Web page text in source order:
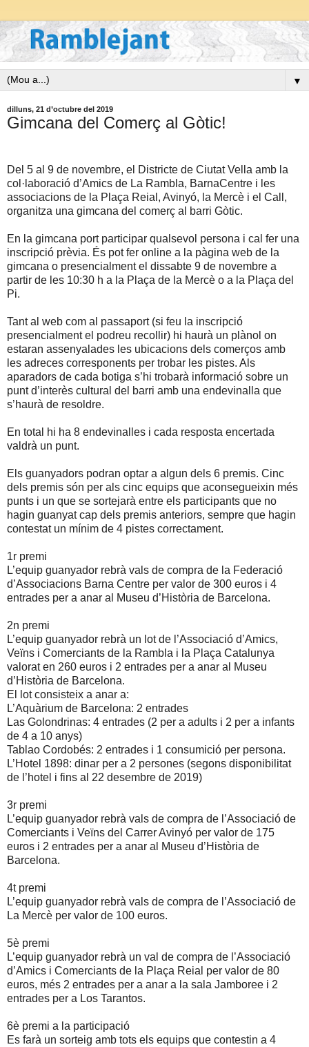
▼
dilluns, 21 d’octubre del 2019
Gimcana del Comerç al Gòtic!
Del 5 al 9 de novembre, el Districte de Ciutat Vella amb la
col·laboració d’Amics de La Rambla, BarnaCentre i les
associacions de la Plaça Reial, Avinyó, la Mercè i el Call,
organitza una gimcana del comerç al barri Gòtic.
En la gimcana port participar qualsevol persona i cal fer una
inscripció prèvia. És pot fer online a la pàgina web de la
gimcana o presencialment el dissabte 9 de novembre a
partir de les 10:30 h a la Plaça de la Mercè o a la Plaça del
Pi.
Tant al web com al passaport (si feu la inscripció
presencialment el podreu recollir) hi haurà un plànol on
estaran assenyalades les ubicacions dels comerços amb
les adreces corresponents per trobar les pistes. Als
aparadors de cada botiga s’hi trobarà informació sobre un
punt d’interès cultural del barri amb una endevinalla que
s’haurà de resoldre.
En total hi ha 8 endevinalles i cada resposta encertada
valdrà un punt.
Els guanyadors podran optar a algun dels 6 premis. Cinc
dels premis són per als cinc equips que aconsegueixin més
punts i un que se sortejarà entre els participants que no
hagin guanyat cap dels premis anteriors, sempre que hagin
contestat un mínim de 4 pistes correctament.
1r premi
L’equip guanyador rebrà vals de compra de la Federació
d’Associacions Barna Centre per valor de 300 euros i 4
entrades per a anar al Museu d’Història de Barcelona.
2n premi
L’equip guanyador rebrà un lot de l’Associació d’Amics,
Veïns i Comerciants de la Rambla i la Plaça Catalunya
valorat en 260 euros i 2 entrades per a anar al Museu
d’Història de Barcelona.
El lot consisteix a anar a:
L’Aquàrium de Barcelona: 2 entrades
Las Golondrinas: 4 entrades (2 per a adults i 2 per a infants
de 4 a 10 anys)
Tablao Cordobés: 2 entrades i 1 consumició per persona.
L’Hotel 1898: dinar per a 2 persones (segons disponibilitat
de l’hotel i fins al 22 desembre de 2019)
3r premi
L’equip guanyador rebrà vals de compra de l’Associació de
Comerciants i Veïns del Carrer Avinyó per valor de 175
euros i 2 entrades per a anar al Museu d’Història de
Barcelona.
4t premi
L’equip guanyador rebrà vals de compra de l’Associació de
La Mercè per valor de 100 euros.
5è premi
L’equip guanyador rebrà un val de compra de l’Associació
d’Amics i Comerciants de la Plaça Reial per valor de 80
euros, més 2 entrades per a anar a la sala Jamboree i 2
entrades per a Los Tarantos.
6è premi a la participació
Es farà un sorteig amb tots els equips que contestin a 4